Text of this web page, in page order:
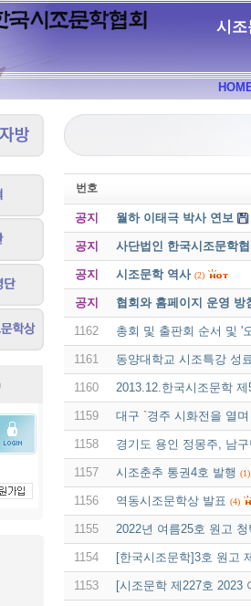
시조
번호
공지 월하 이태극 박사 연보
공지 사단법인 한국시조문학
공지 시조문학 역사 (2)
공지 협회와 홈페이지 운영 방
1162 총회 및 출판회 순서 및 '
1161 동양대학교 시조특강 성
1160 2013.12.한국시조문학
1159 대구 `경주 시화전을 열
1158 경기도 용인 정몽주, 남
1157 시조춘추 통권4호 발행 (1)
1156 역동시조문학상 발표 (4)
1155 2022년 여름25호 원고 청
1154 [한국시조문학]3호 원고
1153 [시조문학 제227호 2023